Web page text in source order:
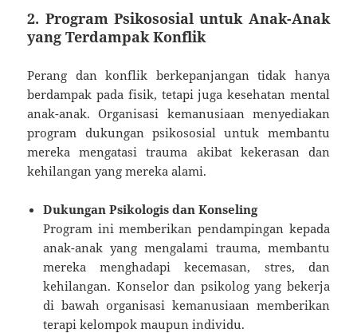
2. Program Psikososial untuk Anak-Anak
yang Terdampak Konflik
Perang dan konflik berkepanjangan tidak hanya
berdampak pada fisik, tetapi juga kesehatan mental
anak-anak. Organisasi kemanusiaan menyediakan
program dukungan psikososial untuk membantu
mereka mengatasi trauma akibat kekerasan dan
kehilangan yang mereka alami.
Dukungan Psikologis dan Konseling
Program ini memberikan pendampingan kepada
anak-anak yang mengalami trauma, membantu
mereka menghadapi kecemasan, stres, dan
kehilangan. Konselor dan psikolog yang bekerja
di bawah organisasi kemanusiaan memberikan
terapi kelompok maupun individu.